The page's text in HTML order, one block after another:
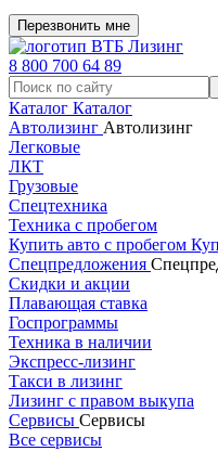
Перезвонить мне
8 800 700 64 89
Каталог Каталог
Автолизинг Автолизинг
Легковые
ЛКТ
Грузовые
Спецтехника
Техника с пробегом
Купить авто с пробегом
Спецпредложения
Скидки и акции
Плавающая ставка
Госпрограммы
Техника в наличии
Экспресс-лизинг
Такси в лизинг
Лизинг с правом выкупа
Сервисы Сервисы
Все сервисы